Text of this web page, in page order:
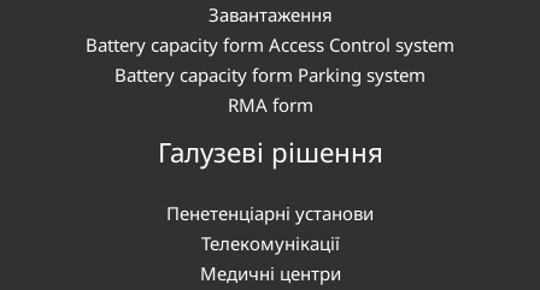
Завантаження
Battery capacity form Access Control system
Battery capacity form Parking system
RMA form
Галузеві рішення
Пенетенціарні установи
Телекомунікації
Медичні центри